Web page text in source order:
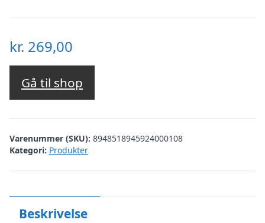
kr. 269,00
Gå til shop
Varenummer (SKU): 8948518945924000108
Kategori: Produkter
Beskrivelse